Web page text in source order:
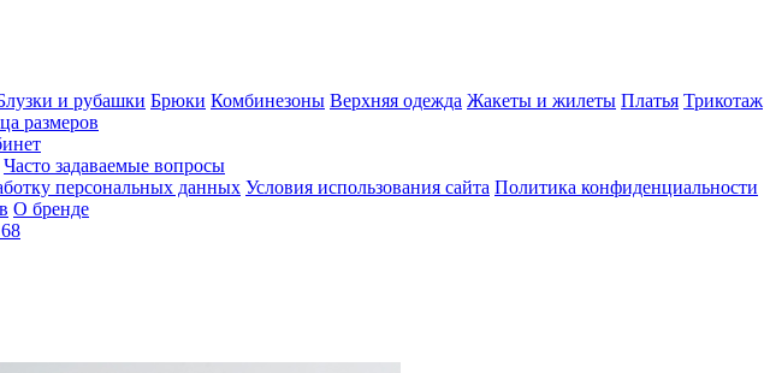
и рубашки Брюки Комбинезоны Верхняя одежда Жакеты и жилеты Платья Трикотаж
размеров
Часто задаваемые вопросы
персональных данных Условия использования сайта Политика конфиденциальности
О бренде